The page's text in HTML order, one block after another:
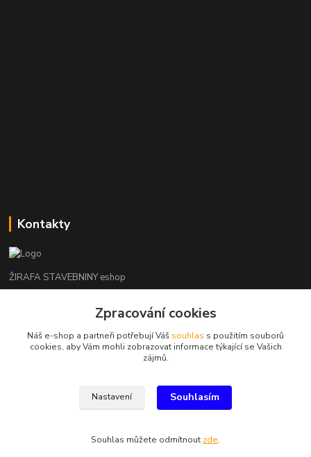
Kontakty
ŽIRAFA STAVEBNINY eshop
+420 312 685 342
kladno@zirafa-stavebniny.cz
Zpracování cookies
Náš e-shop a partneři potřebují Váš souhlas s použitím souborů
cookies, aby Vám mohli zobrazovat informace týkající se Vašich
zájmů.
Nastavení Souhlasím
Souhlas můžete odmítnout zde.